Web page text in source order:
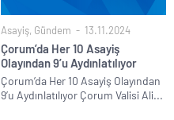
Asayiş, Gündem 13.11.2024
Çorum’da Her 10 Asayiş
Olayından 9’u Aydınlatılıyor
Çorum’da Her 10 Asayiş Olayından
9’u Aydınlatılıyor Çorum Valisi Ali...